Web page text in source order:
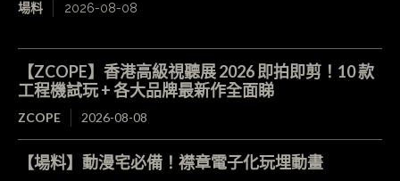
場料 2026-08-08
【ZCOPE】香港高級視聽展 2026 即拍即剪！10 款
工程機試玩 + 各大品牌最新作全面睇
ZCOPE 2026-08-08
【場料】動漫宅必備！襟章電子化玩埋動畫